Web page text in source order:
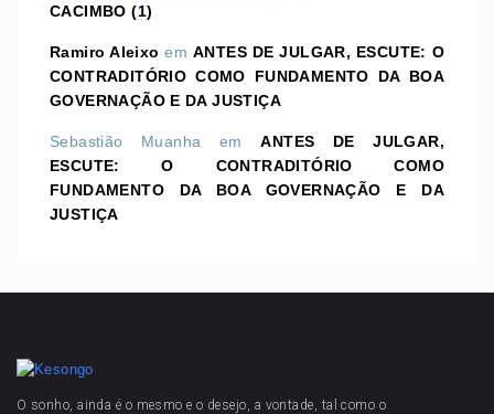
CACIMBO (1)
Ramiro Aleixo emANTES DE JULGAR, ESCUTE: O
CONTRADITÓRIO COMO FUNDAMENTO DA BOA
GOVERNAÇÃO E DA JUSTIÇA
Sebastião Muanha emANTES DE JULGAR,
ESCUTE: O CONTRADITÓRIO COMO
FUNDAMENTO DA BOA GOVERNAÇÃO E DA
JUSTIÇA
O sonho, ainda é o mesmo e o desejo, a vontade, tal como o